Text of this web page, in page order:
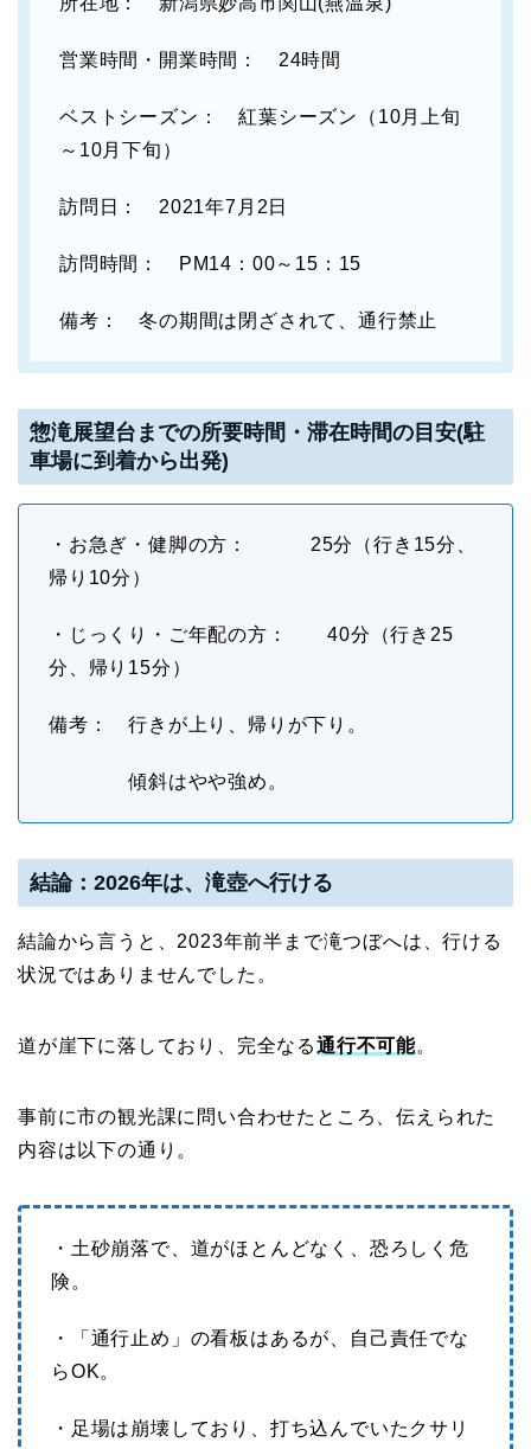
営業時間・開業時間： 24時間
ベストシーズン： 紅葉シーズン（10月上旬
～10月下旬）
訪問日： 2021年7月2日
訪問時間： PM14：00～15：15
備考： 冬の期間は閉ざされて、通行禁止
惣滝展望台までの所要時間・滞在時間の目安(駐
車場に到着から出発)
・お急ぎ・健脚の方： 25分（行き15分、
帰り10分）
・じっくり・ご年配の方： 40分（行き25
分、帰り15分）
備考： 行きが上り、帰りが下り。
傾斜はやや強め。
結論：2026年は、滝壺へ行ける
結論から言うと、2023年前半まで滝つぼへは、行ける
状況ではありませんでした。
道が崖下に落しており、完全なる通行不可能。
事前に市の観光課に問い合わせたところ、伝えられた
内容は以下の通り。
・土砂崩落で、道がほとんどなく、恐ろしく危
険。
・「通行止め」の看板はあるが、自己責任でな
らOK。
・足場は崩壊しており、打ち込んでいたクサリ